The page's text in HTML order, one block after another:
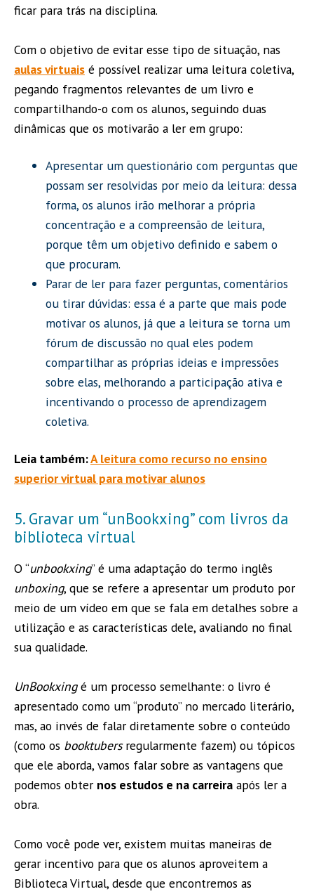
ficar para trás na disciplina.
Com o objetivo de evitar esse tipo de situação, nas
aulas virtuais é possível realizar uma leitura coletiva,
pegando fragmentos relevantes de um livro e
compartilhando-o com os alunos, seguindo duas
dinâmicas que os motivarão a ler em grupo:
Apresentar um questionário com perguntas que
possam ser resolvidas por meio da leitura: dessa
forma, os alunos irão melhorar a própria
concentração e a compreensão de leitura,
porque têm um objetivo definido e sabem o
que procuram.
Parar de ler para fazer perguntas, comentários
ou tirar dúvidas: essa é a parte que mais pode
motivar os alunos, já que a leitura se torna um
fórum de discussão no qual eles podem
compartilhar as próprias ideias e impressões
sobre elas, melhorando a participação ativa e
incentivando o processo de aprendizagem
coletiva.
Leia também:A leitura como recurso no ensino
superior virtual para motivar alunos
5. Gravar um “unBookxing” com livros da
biblioteca virtual
O “unbookxing” é uma adaptação do termo inglês
unboxing, que se refere a apresentar um produto por
meio de um vídeo em que se fala em detalhes sobre a
utilização e as características dele, avaliando no final
sua qualidade.
UnBookxingé um processo semelhante: o livro é
apresentado como um “produto” no mercado literário,
mas, ao invés de falar diretamente sobre o conteúdo
(como os booktubersregularmente fazem) ou tópicos
que ele aborda, vamos falar sobre as vantagens que
podemos obter nos estudos e na carreira após ler a
obra.
Como você pode ver, existem muitas maneiras de
gerar incentivo para que os alunos aproveitem a
Biblioteca Virtual, desde que encontremos as